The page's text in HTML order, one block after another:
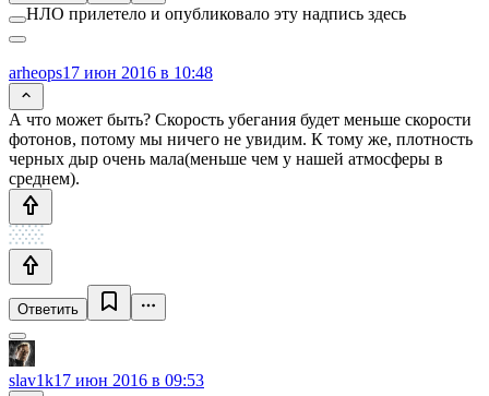
НЛО прилетело и опубликовало эту надпись здесь
arheops17 июн 2016 в 10:48
А что может быть? Скорость убегания будет меньше скорости
фотонов, потому мы ничего не увидим. К тому же, плотность
черных дыр очень мала(меньше чем у нашей атмосферы в
среднем).
Ответить
slav1k17 июн 2016 в 09:53